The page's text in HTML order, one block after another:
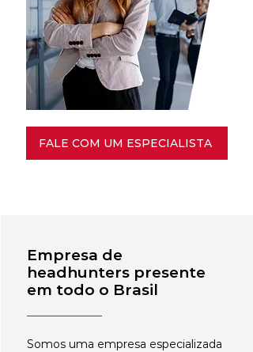
FALE COM UM ESPECIALISTA
Empresa de
headhunters presente
em todo o Brasil
Somos uma empresa especializada